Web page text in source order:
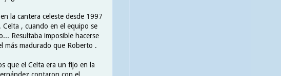
la cantera celeste desde 1997
Celta , cuando en el equipo se
Resultaba imposible hacerse
más madurado que Roberto .
que el Celta era un fijo en la
contaron con el